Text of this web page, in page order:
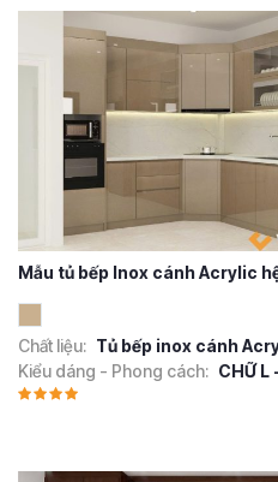
Mẫu tủ bếp Inox cánh Acrylic
Chất liệu: Tủ bếp inox cánh
Kiểu dáng - Phong cách: CHỮ L